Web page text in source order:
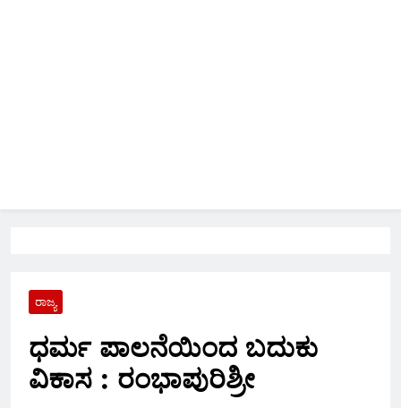
ರಾಜ್ಯ
ಧರ್ಮ ಪಾಲನೆಯಿಂದ ಬದುಕು
ವಿಕಾಸ : ರಂಭಾಪುರಿಶ್ರೀ